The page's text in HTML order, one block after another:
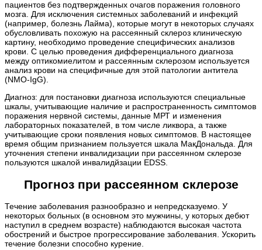
пациентов без подтвержденных очагов поражения головного
мозга. Для исключения системных заболеваний и инфекций
(например, болезнь Лайма), которые могут в некоторых случаях
обусловливать похожую на рассеянный склероз клиническую
картину, необходимо проведение специфических анализов
крови. С целью проведения дифференциального диагноза
между оптикомиелитом и рассеянным склерозом используется
анализ крови на специфичные для этой патологии антитела
(NMO-IgG).
Диагноз: для постановки диагноза используются специальные
шкалы, учитывающие наличие и распространенность симптомов
поражения нервной системы, данные МРТ и изменения
лабораторных показателей, в том числе ликвора, а также
учитывающие сроки появления новых симптомов. В настоящее
время общим признанием пользуется шкала МакДональда. Для
уточнения степени инвалидизации при рассеянном склерозе
пользуются шкалой инвалидйзации EDSS.
Прогноз при рассеянном склерозе
Течение заболевания разнообразно и непредсказуемо. У
некоторых больных (в основном это мужчины, у которых дебют
наступил в среднем возрасте) наблюдаются высокая частота
обострений и быстрое прогрессирование заболевания. Ускорить
течение болезни способно курение.